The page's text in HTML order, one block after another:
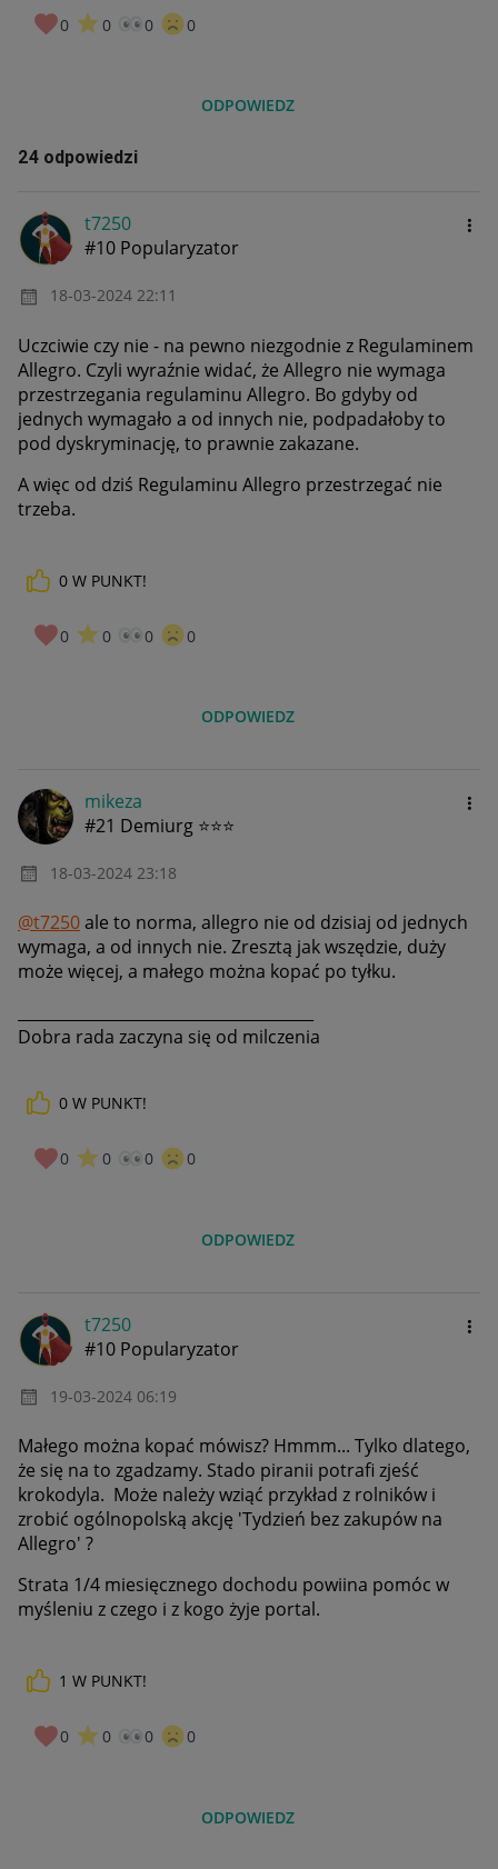
0 0 0 0
ODPOWIEDZ
24 odpowiedzi
t7250
#10 Popularyzator
‎18-03-2024 22:11
Uczciwie czy nie - na pewno niezgodnie z Regulaminem
Allegro. Czyli wyraźnie widać, że Allegro nie wymaga
przestrzegania regulaminu Allegro. Bo gdyby od
jednych wymagało a od innych nie, podpadałoby to
pod dyskryminację, to prawnie zakazane.
A więc od dziś Regulaminu Allegro przestrzegać nie
trzeba.
0 W PUNKT!
0 0 0 0
ODPOWIEDZ
mikeza
#21 Demiurg ⭐⭐⭐
‎18-03-2024 23:18
@t7250ale to norma, allegro nie od dzisiaj od jednych
wymaga, a od innych nie. Zresztą jak wszędzie, duży
może więcej, a małego można kopać po tyłku.
Dobra rada zaczyna się od milczenia
0 W PUNKT!
0 0 0 0
ODPOWIEDZ
t7250
#10 Popularyzator
‎19-03-2024 06:19
Małego można kopać mówisz? Hmmm... Tylko dlatego,
że się na to zgadzamy. Stado piranii potrafi zjeść
krokodyla. Może należy wziąć przykład z rolników i
zrobić ogólnopolską akcję 'Tydzień bez zakupów na
Allegro' ?
Strata 1/4 miesięcznego dochodu powiina pomóc w
myśleniu z czego i z kogo żyje portal.
1 W PUNKT!
0 0 0 0
ODPOWIEDZ